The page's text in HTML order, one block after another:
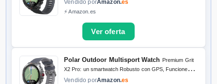
tecnología de biosensores y Entrenamiento con FC.
Vendido porAmazon.es
⚡ Amazon.es
Polar Outdoor Multisport Watch Premium Grit
X2 Pro: un smartwatch Robusto con GPS, Funciones
de navegación avanzadas, Registro de Actividad,
Vendido porAmazon.es